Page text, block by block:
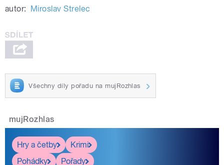
autor: Miroslav Strelec
Všechny díly pořadu na mujRozhlas
mujRozhlas
Hry a četby
Krimi
Pohádky
Pořady